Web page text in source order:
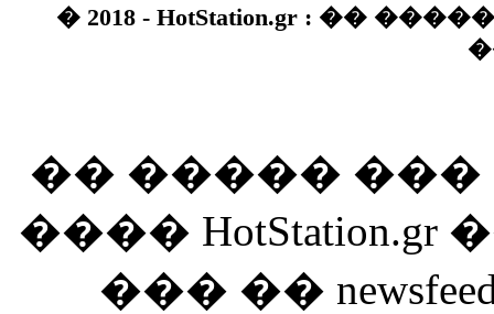
� 2018 - HotStation.gr : ��
�� �����
����
��� ��